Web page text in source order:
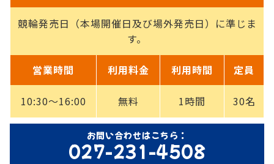
競輪発売日（本場開催日及び場外発売日）に準じま
す。
営業時間 利用料金 利用時間 定員
10:30〜16:00 無料 1時間 30名
お問い合わせはこちら：
027-231-4508